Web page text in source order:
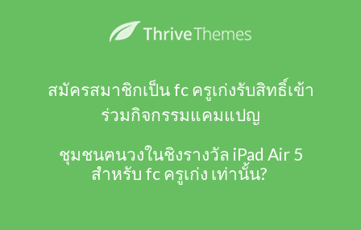
สมัครสมาชิกเป็น fc ครูเก่งรับสิทธิ์เข้า
ร่วมกิจกรรมแคมแปญ
ชุมชนฅนวงในชิงรางวัล iPad Air 5
สำหรับ fc ครูเก่ง เท่านั้น?